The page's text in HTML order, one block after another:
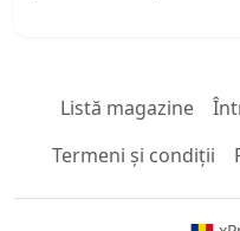
Listă magazine
Termeni și condiții